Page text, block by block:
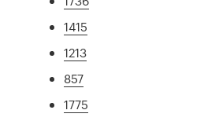
1415
1213
857
1775